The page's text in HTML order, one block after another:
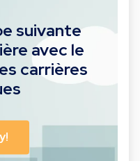
suivante
avec le
carrières